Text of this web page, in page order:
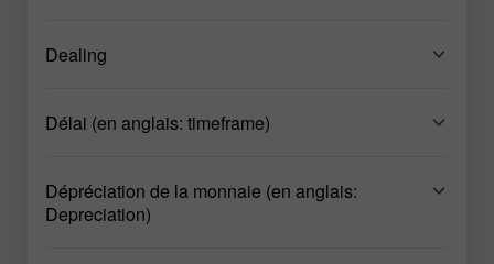
Dealing
Délai (en anglais: timeframe)
Dépréciation de la monnaie (en anglais:
Depreciation)